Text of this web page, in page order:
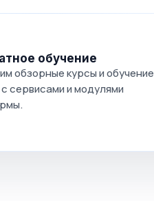
обучение
обзорные курсы и обучение
сервисами и модулями